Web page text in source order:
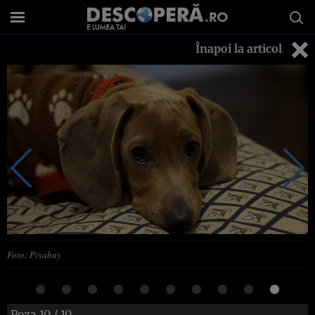
Înapoi la articol
Foto: Pixabay